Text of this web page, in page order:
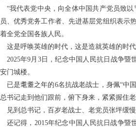
“我代表党中央，向全体中国共产党员致
、优秀党务工作者、先进基层党组织表示
全党全国各族人民。
这是呼唤英雄的时代，这是造就英雄的时
2025年9月3日，纪念中国人民抗日战争
门城楼。
已是耄耋之年的6名抗战老战士，身佩“中
书记走到他们跟前，俯下身来，紧紧握住
见到总书记，百岁老战士、老党员张坪缓
还记得，2015年纪念中国人民抗日战争